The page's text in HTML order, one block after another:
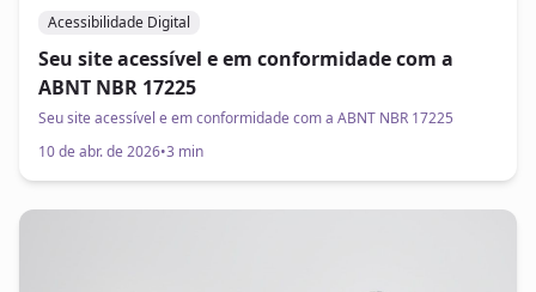
Acessibilidade Digital
Seu site acessível e em conformidade com a
ABNT NBR 17225
Seu site acessível e em conformidade com a ABNT NBR 17225
10 de abr. de 2026•3 min